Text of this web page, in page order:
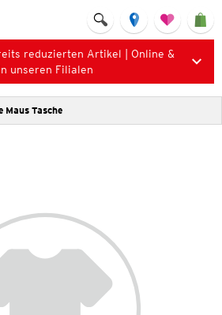
reduzierten Artikel | Online &
unseren Filialen
Maus Tasche